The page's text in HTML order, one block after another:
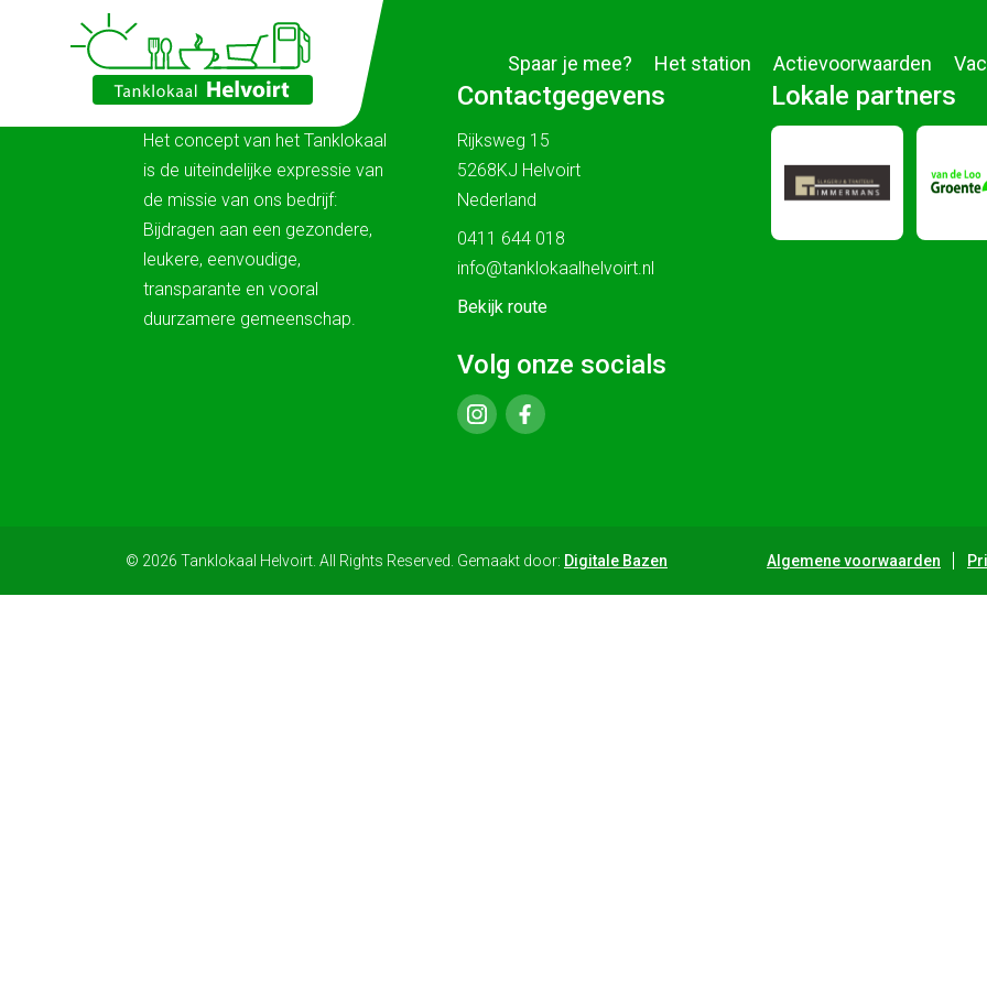
Spaar je mee? Het station Actievoorwaarden
Ons verhaal
Het concept van het Tanklokaal
is de uiteindelijke expressie van
de missie van ons bedrijf:
Bijdragen aan een gezondere,
leukere, eenvoudige,
transparante en vooral
duurzamere gemeenschap.
Contactgegevens
Rijksweg 15
5268KJ Helvoirt
Nederland
0411 644 018
info@tanklokaalhelvoirt.nl
Bekijk route
Volg onze socials
Lokale partners
© 2026 Tanklokaal Helvoirt. All Rights Reserved. Gemaakt door: Digitale Bazen Algemene voorwaarden